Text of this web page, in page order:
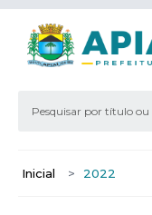
Inicial > 2022